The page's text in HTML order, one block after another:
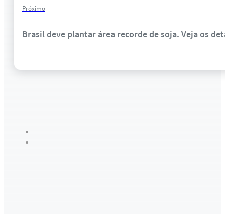
Próximo
Brasil deve plantar área recorde de soja. Veja os